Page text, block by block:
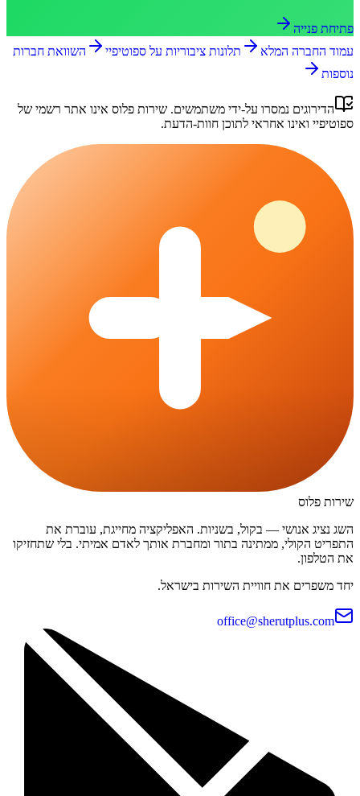
פתיחת פנייה
עמוד החברה המלא
תלונות ציבוריות על ספוטיפיי
השוואת חברות
נוספות
הדירוגים נמסרו על-ידי משתמשים. שירות פלוס אינו אתר רשמי של
ספוטיפיי ואינו אחראי לתוכן חוות-הדעת.
שירות פלוס
השג נציג אנושי — בקול, בשניות. האפליקציה מחייגת, עוברת את
התפריט הקולי, ממתינה בתור ומחברת אותך לאדם אמיתי. בלי שתחזיקו
את הטלפון.
יחד משפרים את חוויית השירות בישראל.
office@sherutplus.com